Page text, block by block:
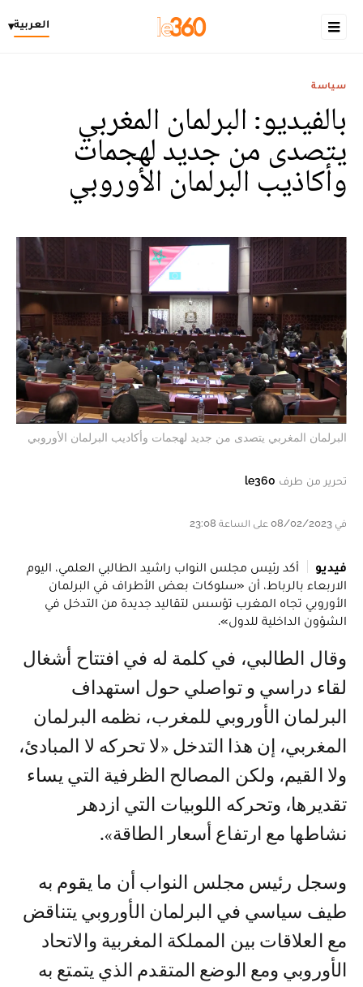
العربية▾
سياسة
بالفيديو: البرلمان المغربي
يتصدى من جديد لهجمات
وأكاذيب البرلمان الأوروبي
البرلمان المغربي يتصدى من جديد لهجمات وأكاديب البرلمان الأوروبي
تحرير من طرف le360
في 08/02/2023 على الساعة 23:08
فيديو
أكد رئيس مجلس النواب راشيد الطالبي العلمي، اليوم
الاربعاء بالرباط، أن «سلوكات بعض الأطراف في البرلمان
الأوروبي تجاه المغرب تؤسس لتقاليد جديدة من التدخل في
الشؤون الداخلية للدول».
وقال الطالبي، في كلمة له في افتتاح أشغال
لقاء دراسي و تواصلي حول استهداف
البرلمان الأوروبي للمغرب، نظمه البرلمان
المغربي، إن هذا التدخل «لا تحركه لا المبادئ،
ولا القيم، ولكن المصالح الظرفية التي يساء
تقديرها، وتحركه اللوبيات التي ازدهر
نشاطها مع ارتفاع أسعار الطاقة».
وسجل رئيس مجلس النواب أن ما يقوم به
طيف سياسي في البرلمان الأوروبي يتناقض
مع العلاقات بين المملكة المغربية والاتحاد
الأوروبي ومع الوضع المتقدم الذي يتمتع به